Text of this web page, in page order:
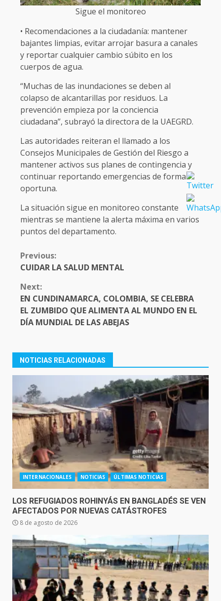
Sigue el monitoreo
• Recomendaciones a la ciudadanía: mantener
bajantes limpias, evitar arrojar basura a canales
y reportar cualquier cambio súbito en los
cuerpos de agua.
“Muchas de las inundaciones se deben al
colapso de alcantarillas por residuos. La
prevención empieza por la conciencia
ciudadana”, subrayó la directora de la UAEGRD.
Las autoridades reiteran el llamado a los
Consejos Municipales de Gestión del Riesgo a
mantener activos sus planes de contingencia y
continuar reportando emergencias de forma
oportuna.
La situación sigue en monitoreo constante
mientras se mantiene la alerta máxima en varios
puntos del departamento.
CONTINUE
READING
Previous:
CUIDAR LA SALUD MENTAL
Next:
EN CUNDINAMARCA, COLOMBIA, SE CELEBRA
EL ZUMBIDO QUE ALIMENTA AL MUNDO EN EL
DÍA MUNDIAL DE LAS ABEJAS
NOTICIAS RELACIONADAS
INTERNACIONALES NOTICIAS ÚLTIMAS NOTICIAS
LOS REFUGIADOS ROHINYÁS EN BANGLADÉS SE VEN
AFECTADOS POR NUEVAS CATÁSTROFES
8 de agosto de 2026